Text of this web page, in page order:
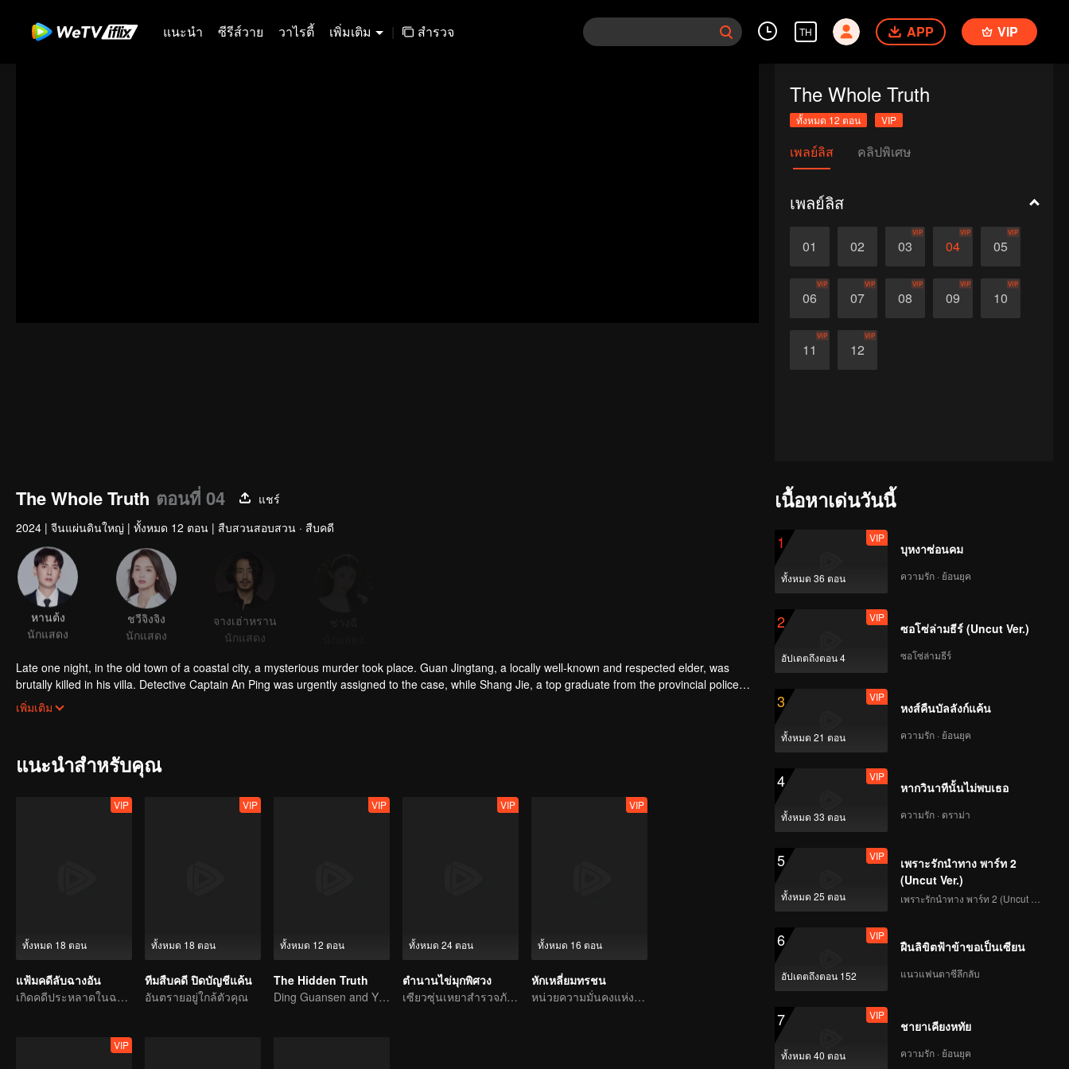
แนะนำ ซีรีส์วาย วาไรตี้ เพิ่มเติม | สำรวจ TH APP VIP
The Whole Truth
ทั้งหมด 12 ตอน VIP
เพลย์ลิส คลิปพิเศษ
เพลย์ลิส
01 02 03
VIP
04
VIP
05
VIP
06
VIP
07
VIP
08
VIP
09
VIP
10
VIP
11
VIP
12
VIP
The Whole Truth ตอนที่ 04
แชร์
2024 | จีนแผ่นดินใหญ่ | ทั้งหมด 12 ตอน | สืบสวนสอบสวน · สืบคดี
หานต้ง
นักแสดง
ชวีจิงจิง
นักแสดง
จางเฮ่าหราน
นักแสดง
Late one night, in the old town of a coastal city, a mysterious murder took place. Guan Jingtang, a locally well-known and respected elder, was
brutally killed in his villa. Detective Captain An Ping was urgently assigned to the case, while Shang Jie, a top graduate from the provincial police
academy, volunteered to assist. The two worked together closely, conducting a meticulous investigation. However, as they delved deeper, they
beginning, uncovering an old, unresolved case. It turns out that An Ping's mentor, who was also Shang Jie's father, had died because of that very
Shang Jie, too, overcame the shadows of her past, resolving long-standing personal conflicts. She decided to continue on her father's legacy and
fight alongside An Ping.
เพิ่มเติม
แนะนำสำหรับคุณ
ทั้งหมด 18 ตอน
VIP
แฟ้มคดีลับฉางอัน
เกิดคดีประหลาดในฉางอันบ่อยครั้ง คนใจกล้าเชิญเข้ามา
ทั้งหมด 18 ตอน
VIP
ทีมสืบคดี ปิดบัญชีแค้น
อันตรายอยู่ใกล้ตัวคุณ
ทั้งหมด 12 ตอน
VIP
The Hidden Truth
Ding Guansen and Yin Xiaotian star in this gritty crime thriller centered on a long-buried cold case.
ทั้งหมด 24 ตอน
VIP
ตำนานไข่มุกพิศวง
เซียวซุ่นเหยาสำรวจภัยชิงสมบัติ ทำลายคำสาปโลหิต
ทั้งหมด 16 ตอน
VIP
หักเหลี่ยมทรชน
หน่วยความมั่นคงแห่งชาติสลายแผนชั่วของหน่วยสอดแนม
VIP
เนื้อหาเด่นวันนี้
1
ทั้งหมด 36 ตอน
VIP
บุหงาซ่อนคม
ความรัก · ย้อนยุค
2
อัปเดตถึงตอน 4
VIP
ซอโซ่ล่ามธีร์ (Uncut Ver.)
ซอโซ่ล่ามธีร์
3
ทั้งหมด 21 ตอน
VIP
หงส์คืนบัลลังก์แค้น
ความรัก · ย้อนยุค
4
ทั้งหมด 33 ตอน
VIP
หากวินาทีนั้นไม่พบเธอ
ความรัก · ดราม่า
5
ทั้งหมด 25 ตอน
VIP
เพราะรักนำทาง พาร์ท 2
(Uncut Ver.)
6
อัปเดตถึงตอน 152
VIP
ฝืนลิขิตฟ้าข้าขอเป็นเซียน
แนวแฟนตาซีลึกลับ
7
ทั้งหมด 40 ตอน
VIP
ชายาเคียงหทัย
ความรัก · ย้อนยุค